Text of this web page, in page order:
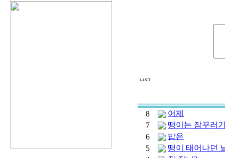
8
어제
7
땡이는 잠꾸러
6
밥은
5
땡이 태어나던